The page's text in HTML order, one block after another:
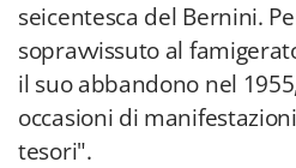
seicentesca del Bernini.
sopravvissuto al
il suo abbandono nel
occasioni di
tesori".